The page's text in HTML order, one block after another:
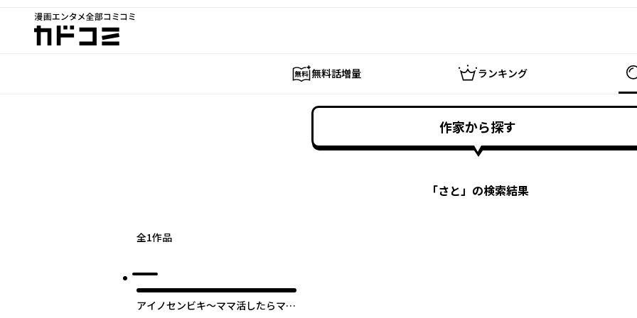
漫画エンタメ全部コミコミ
カドコミ
無料話増量 ランキング
作家から探す
「さと」の検索結果
全1作品
アイノセンビキ～ママ活したらママ